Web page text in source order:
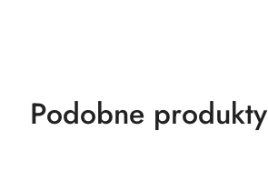
Produkty
Podobne produkty